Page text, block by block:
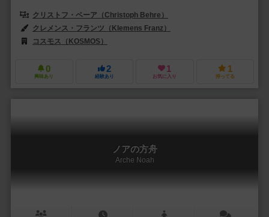
クリストフ・ベーア（Christoph Behre）
クレメンス・フランツ（Klemens Franz）
コスモス（KOSMOS）
0
興味あり
2
経験あり
1
お気に入り
1
持ってる
ノアの方舟
Arche Noah